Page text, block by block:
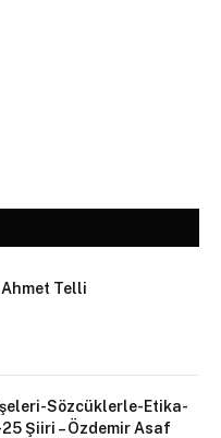
Ahmet Telli
Sözcüklerle-Etika-
Şiiri – Özdemir Asaf